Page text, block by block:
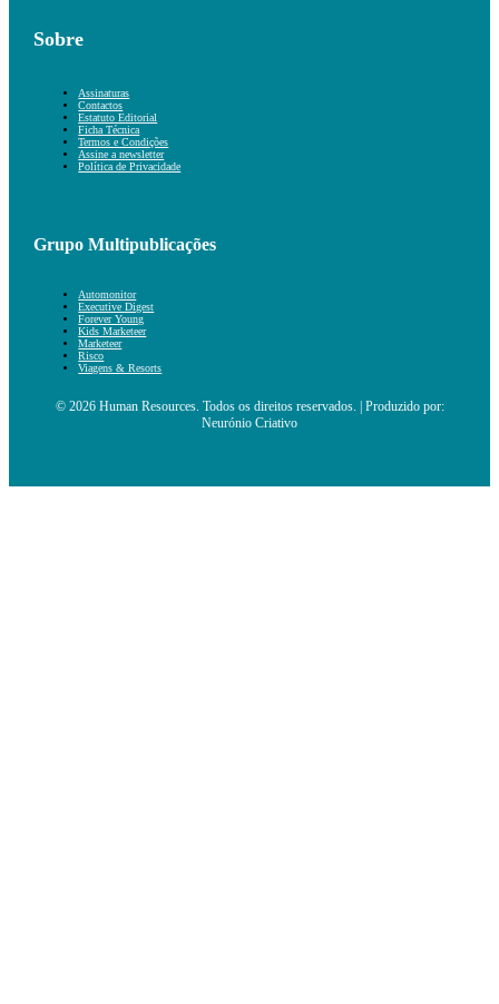
Sobre
Assinaturas
Contactos
Estatuto Editorial
Ficha Técnica
Termos e Condições
Assine a newsletter
Política de Privacidade
Grupo Multipublicações
Automonitor
Executive Digest
Forever Young
Kids Marketeer
Marketeer
Risco
Viagens & Resorts
© 2026 Human Resources. Todos os direitos reservados. | Produzido por:
Neurónio Criativo